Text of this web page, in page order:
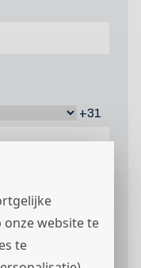
website te
te
+31